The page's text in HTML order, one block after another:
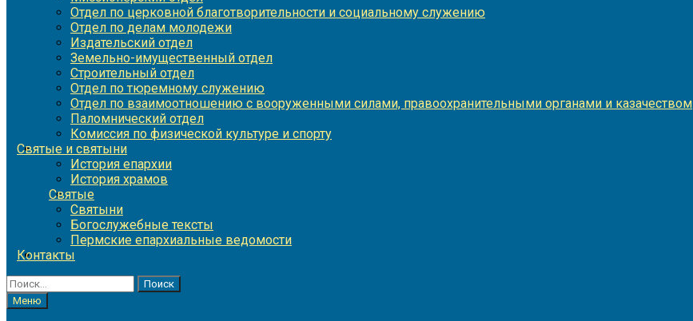
Отдел по церковной благотворительности и социальному служению
Отдел по делам молодежи
Издательский отдел
Земельно-имущественный отдел
Строительный отдел
Отдел по тюремному служению
Отдел по взаимоотношению с вооруженными силами, правоохранительными органами и казачеством
Паломнический отдел
Комиссия по физической культуре и спорту
Святые и святыни
История епархии
История храмов
Святые
Святыни
Богослужебные тексты
Пермские епархиальные ведомости
Контакты
Найти:
Меню